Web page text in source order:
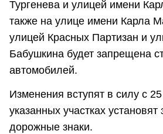
Тургенева и улицей имени
также на улице имени Карла
улицей Красных Партизан и
Бабушкина будет запрещена
автомобилей.
Изменения вступят в силу с
указанных участках
дорожные знаки.